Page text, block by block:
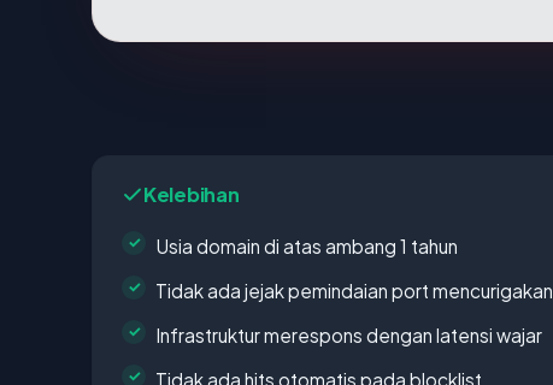
Kelebihan
Usia domain di atas ambang 1 tahun
Tidak ada jejak pemindaian port mencurigakan
Infrastruktur merespons dengan latensi wajar
Tidak ada hits otomatis pada blocklist